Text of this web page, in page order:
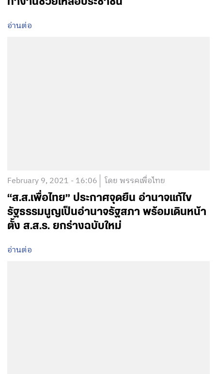
อ่านต่อ
February 9, 2021 - 16:06 โดย พรรคเพื่อไทย
“ส.ส.เพื่อไทย” ประกาศจุดยืน อำนาจแก้ไข
รัฐธรรมนูญเป็นอำนาจรัฐสภา พร้อมเดินหน้า
ตั้ง ส.ส.ร. ยกร่างฉบับใหม่
อ่านต่อ